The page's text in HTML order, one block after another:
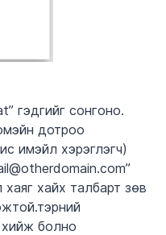
” гэдгийг сонгоно.
дотроо
имэйл хэрэглэгч)
хайх талбарт зөв
болно